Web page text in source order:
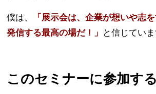
僕は、
「展示会は、企業が想いや志
発信する最高の場だ！」
と信じていま
このセミナーに参加す